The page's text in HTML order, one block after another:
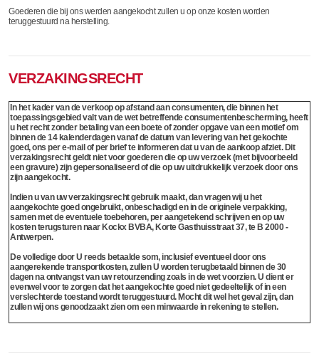
Goederen die bij ons werden aangekocht zullen u op onze kosten worden
teruggestuurd na herstelling.
VERZAKINGSRECHT
In het kader van de verkoop op afstand aan consumenten, die binnen het
toepassingsgebied valt van de wet betreffende consumentenbescherming, heeft
u het recht zonder betaling van een boete of zonder opgave van een motief om
binnen de 14 kalenderdagen vanaf de datum van levering van het gekochte
goed, ons per e-mail of per brief te informeren dat u van de aankoop afziet. Dit
verzakingsrecht geldt niet voor goederen die op uw verzoek (met bijvoorbeeld
een gravure) zijn gepersonaliseerd of die op uw uitdrukkelijk verzoek door ons
zijn aangekocht.
Indien u van uw verzakingsrecht gebruik maakt, dan vragen wij u het
aangekochte goed ongebruikt, onbeschadigd en in de originele verpakking,
samen met de eventuele toebehoren, per aangetekend schrijven en op uw
kosten terugsturen naar Kockx BVBA, Korte Gasthuisstraat 37, te B 2000 -
Antwerpen.
De volledige door U reeds betaalde som, inclusief eventueel door ons
aangerekende transportkosten, zullen U worden terugbetaald binnen de 30
dagen na ontvangst van uw retourzending zoals in de wet voorzien. U dient er
evenwel voor te zorgen dat het aangekochte goed niet gedeeltelijk of in een
verslechterde toestand wordt teruggestuurd. Mocht dit wel het geval zijn, dan
zullen wij ons genoodzaakt zien om een minwaarde in rekening te stellen.